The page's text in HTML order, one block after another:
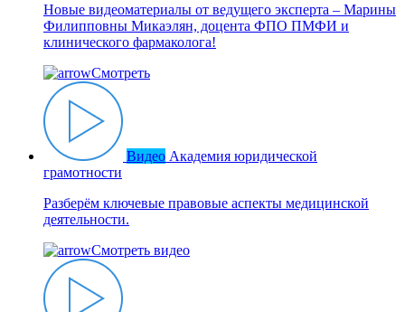
Новые видеоматериалы от ведущего эксперта – Марины
Филипповны Микаэлян, доцента ФПО ПМФИ и
клинического фармаколога!
Смотреть
Видео Академия юридической
грамотности
Разберём ключевые правовые аспекты медицинской
деятельности.
Смотреть видео